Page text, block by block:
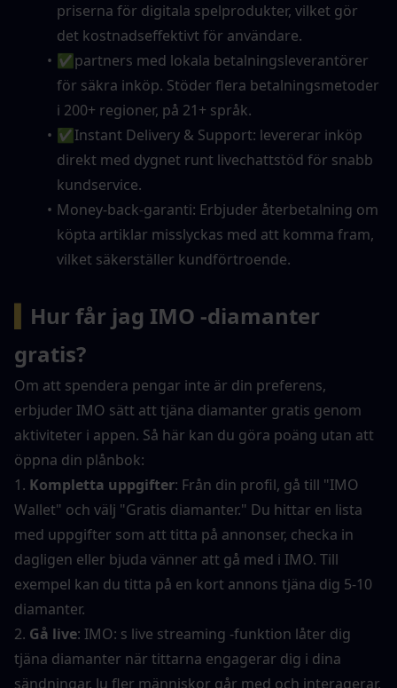
priserna för digitala spelprodukter, vilket gör
det kostnadseffektivt för användare.
✅partners med lokala betalningsleverantörer
för säkra inköp. Stöder flera betalningsmetoder
i 200+ regioner, på 21+ språk.
✅Instant Delivery & Support: levererar inköp
direkt med dygnet runt livechattstöd för snabb
kundservice.
Money-back-garanti: Erbjuder återbetalning om
köpta artiklar misslyckas med att komma fram,
vilket säkerställer kundförtroende.
Hur får jag IMO -diamanter
gratis?
Om att spendera pengar inte är din preferens,
erbjuder IMO sätt att tjäna diamanter gratis genom
aktiviteter i appen. Så här kan du göra poäng utan att
öppna din plånbok:
1. Kompletta uppgifter: Från din profil, gå till "IMO
Wallet" och välj "Gratis diamanter." Du hittar en lista
med uppgifter som att titta på annonser, checka in
dagligen eller bjuda vänner att gå med i IMO. Till
exempel kan du titta på en kort annons tjäna dig 5-10
diamanter.
2. Gå live: IMO: s live streaming -funktion låter dig
tjäna diamanter när tittarna engagerar dig i dina
sändningar. Ju fler människor går med och interagerar,